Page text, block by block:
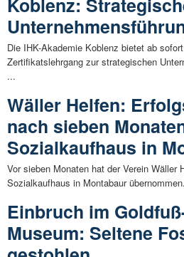
Koblenz:
Die IHK-Akademie Koblenz bietet ab
Zertifikatslehrgang zur strategischen
...
Wäller Helfen:
nach sieben
Sozialkaufhaus in
Vor sieben Monaten hat der Verein Wäller
Sozialkaufhaus in Montabaur
Einbruch im
Museum: Seltene